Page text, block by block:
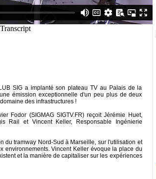
SIG a implanté son plateau TV au Palais de la
émission exceptionnelle d'un peu plus de deux
des infrastructures !
Fodor (SIGMAG SIGTV.FR) reçoit Jérémie Huet,
Rail et Vincent Keller, Responsable Ingénierie
du tramway Nord-Sud à Marseille, sur l'utilisation et
environnements. Vincent Keller évoque la place du
et la manière de capitaliser sur les expériences